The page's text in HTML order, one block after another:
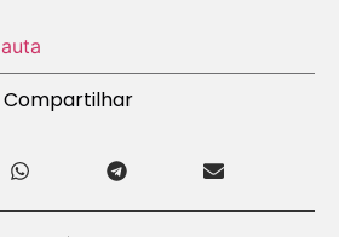
Compartilhar